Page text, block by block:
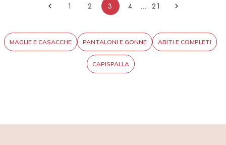
 1 2 3 4 … 21 
MAGLIE E CASACCHE PANTALONI E GONNE ABITI E COMPLETI
CAPISPALLA